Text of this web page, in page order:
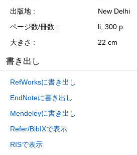
出版地
New Delhi
ページ数/冊数
li, 300 p.
大きさ
22 cm
書き出し
RefWorksに書き出し
EndNoteに書き出し
Mendeleyに書き出し
Refer/BibIXで表示
RISで表示